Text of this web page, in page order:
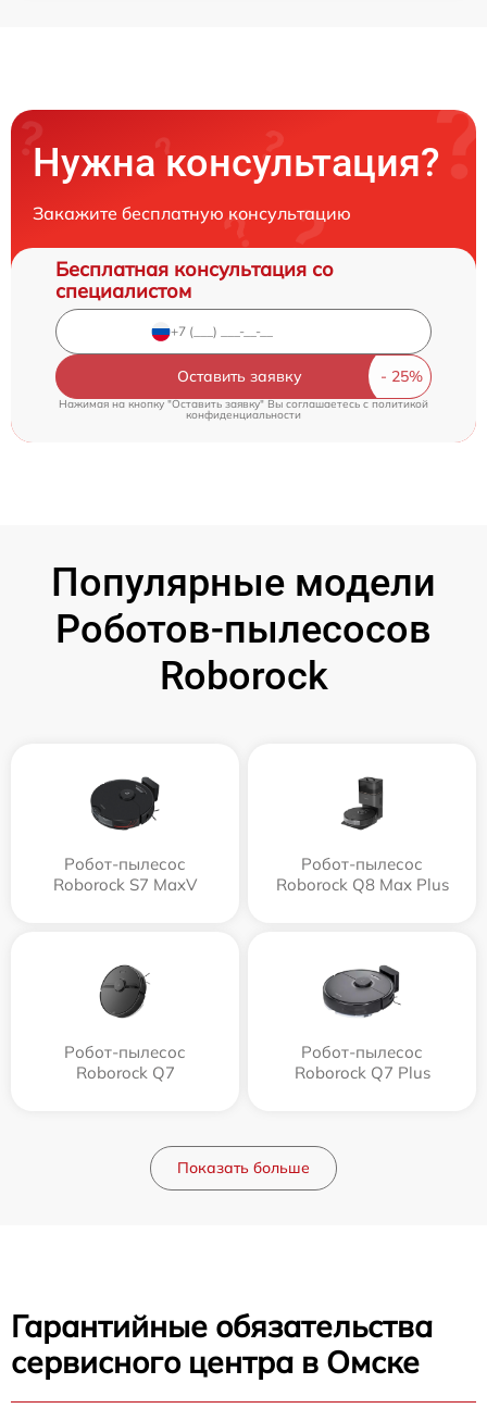
Нужна консультация?
Закажите бесплатную консультацию
Бесплатная консультация со
специалистом
Оставить заявку
Нажимая на кнопку "Оставить заявку" Вы соглашаетесь cполитикой
конфиденциальности
Популярные модели
Роботов-пылесосов
Roborock
Робот-пылесос
Roborock S7 MaxV
Робот-пылесос
Roborock Q8 Max Plus
Робот-пылесос
Roborock Q7
Робот-пылесос
Roborock Q7 Plus
Показать больше
Гарантийные обязательства
сервисного центра в Омске